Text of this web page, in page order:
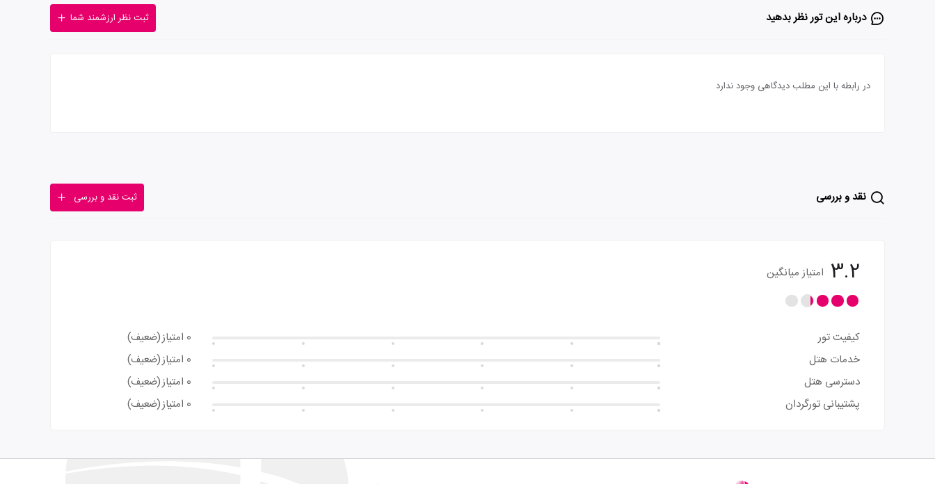
درباره این تور‌ نظر بدهید ثبت نظر ارزشمند شما
در رابطه با این مطلب دیدگاهی وجود ندارد
نقد و بررسی ثبت نقد و بررسی
3.2 امتیاز میانگین
کیفیت تور 0 امتیاز
(ضعیف)
خدمات هتل
0 امتیاز
(ضعیف)
دسترسی هتل
0 امتیاز
(ضعیف)
پشتیبانی تورگردان
0 امتیاز (ضعیف)